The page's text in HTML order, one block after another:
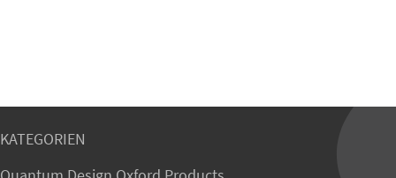
KATEGORIEN